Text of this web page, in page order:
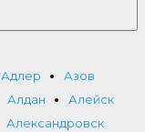
Адлер
Азов
Алдан
Алейск
Александровск